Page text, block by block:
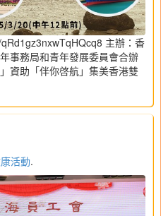
主辦：香
事務局和青年發展委員會合辦
資助「伴你啓航」集美香港雙
活動.